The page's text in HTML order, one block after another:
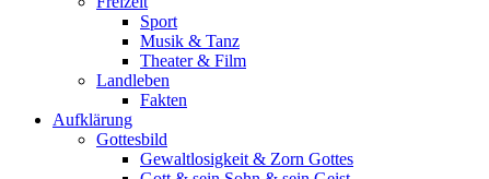
Sport
Musik & Tanz
Theater & Film
Landleben
Fakten
Aufklärung
Gottesbild
Gewaltlosigkeit & Zorn Gottes